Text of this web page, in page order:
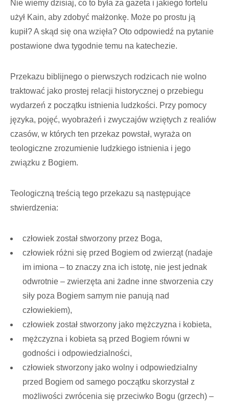
Nie wiemy dzisiaj, co to była za gazeta i jakiego fortelu
użył Kain, aby zdobyć małżonkę. Może po prostu ją
kupił? A skąd się ona wzięła? Oto odpowiedź na pytanie
postawione dwa tygodnie temu na katechezie.
Przekazu biblijnego o pierwszych rodzicach nie wolno
traktować jako prostej relacji historycznej o przebiegu
wydarzeń z początku istnienia ludzkości. Przy pomocy
języka, pojęć, wyobrażeń i zwyczajów wziętych z realiów
czasów, w których ten przekaz powstał, wyraża on
teologiczne zrozumienie ludzkiego istnienia i jego
związku z Bogiem.
Teologiczną treścią tego przekazu są następujące
stwierdzenia:
człowiek został stworzony przez Boga,
człowiek różni się przed Bogiem od zwierząt (nadaje
im imiona – to znaczy zna ich istotę, nie jest jednak
odwrotnie – zwierzęta ani żadne inne stworzenia czy
siły poza Bogiem samym nie panują nad
człowiekiem),
człowiek został stworzony jako mężczyzna i kobieta,
mężczyzna i kobieta są przed Bogiem równi w
godności i odpowiedzialności,
człowiek stworzony jako wolny i odpowiedzialny
przed Bogiem od samego początku skorzystał z
możliwości zwrócenia się przeciwko Bogu (grzech) –